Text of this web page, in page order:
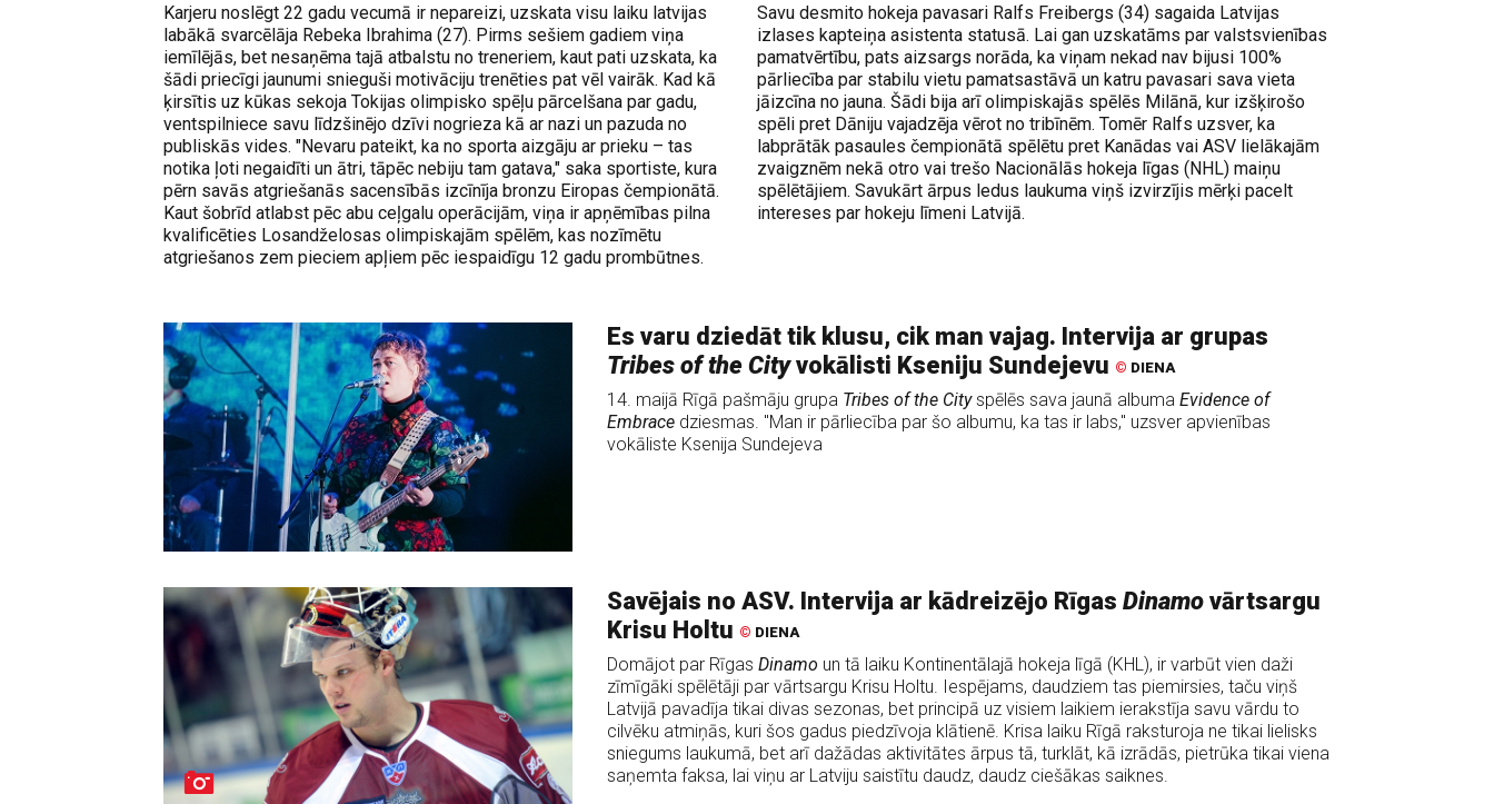
Karjeru noslēgt 22 gadu vecumā ir nepareizi, uzskata visu laiku latvijas
labākā svarcēlāja Rebeka Ibrahima (27). Pirms sešiem gadiem viņa
iemīlējās, bet nesaņēma tajā atbalstu no treneriem, kaut pati uzskata, ka
šādi priecīgi jaunumi snieguši motivāciju trenēties pat vēl vairāk. Kad kā
ķirsītis uz kūkas sekoja Tokijas olimpisko spēļu pārcelšana par gadu,
ventspilniece savu līdzšinējo dzīvi nogrieza kā ar nazi un pazuda no
publiskās vides. "Nevaru pateikt, ka no sporta aizgāju ar prieku – tas
notika ļoti negaidīti un ātri, tāpēc nebiju tam gatava," saka sportiste, kura
pērn savās atgriešanās sacensībās izcīnīja bronzu Eiropas čempionātā.
Kaut šobrīd atlabst pēc abu ceļgalu operācijām, viņa ir apņēmības pilna
kvalificēties Losandželosas olimpiskajām spēlēm, kas nozīmētu
atgriešanos zem pieciem apļiem pēc iespaidīgu 12 gadu prombūtnes.
Savu desmito hokeja pavasari Ralfs Freibergs (34) sagaida Latvijas
izlases kapteiņa asistenta statusā. Lai gan uzskatāms par valstsvienības
pamatvērtību, pats aizsargs norāda, ka viņam nekad nav bijusi 100%
pārliecība par stabilu vietu pamatsastāvā un katru pavasari sava vieta
jāizcīna no jauna. Šādi bija arī olimpiskajās spēlēs Milānā, kur izšķirošo
spēli pret Dāniju vajadzēja vērot no tribīnēm. Tomēr Ralfs uzsver, ka
labprātāk pasaules čempionātā spēlētu pret Kanādas vai ASV lielākajām
zvaigznēm nekā otro vai trešo Nacionālās hokeja līgas (NHL) maiņu
spēlētājiem. Savukārt ārpus ledus laukuma viņš izvirzījis mērķi pacelt
intereses par hokeju līmeni Latvijā.
Es varu dziedāt tik klusu, cik man vajag. Intervija ar grupas
Tribes of the Cityvokālisti Kseniju Sundejevu © DIENA
14. maijā Rīgā pašmāju grupa Tribes of the Cityspēlēs sava jaunā albuma Evidence of
Embrace dziesmas. "Man ir pārliecība par šo albumu, ka tas ir labs," uzsver apvienības
vokāliste Ksenija Sundejeva
Savējais no ASV. Intervija ar kādreizējo Rīgas Dinamo vārtsargu
Krisu Holtu © DIENA
Domājot par Rīgas Dinamo un tā laiku Kontinentālajā hokeja līgā (KHL), ir varbūt vien daži
zīmīgāki spēlētāji par vārtsargu Krisu Holtu. Iespējams, daudziem tas piemirsies, taču viņš
Latvijā pavadīja tikai divas sezonas, bet principā uz visiem laikiem ierakstīja savu vārdu to
cilvēku atmiņās, kuri šos gadus piedzīvoja klātienē. Krisa laiku Rīgā raksturoja ne tikai lielisks
sniegums laukumā, bet arī dažādas aktivitātes ārpus tā, turklāt, kā izrādās, pietrūka tikai viena
saņemta faksa, lai viņu ar Latviju saistītu daudz, daudz ciešākas saiknes.